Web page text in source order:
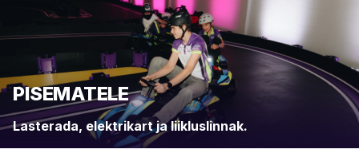
PISEMATELE
Lasterada, elektrikart ja liikluslinnak.